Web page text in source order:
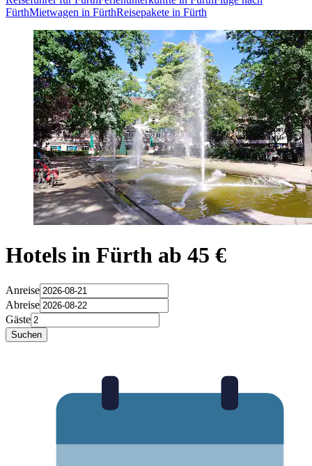
FürthMietwagen in FürthReisepakete in Fürth
Hotels in Fürth ab 45 €
Anreise
Abreise
Gäste
Suchen